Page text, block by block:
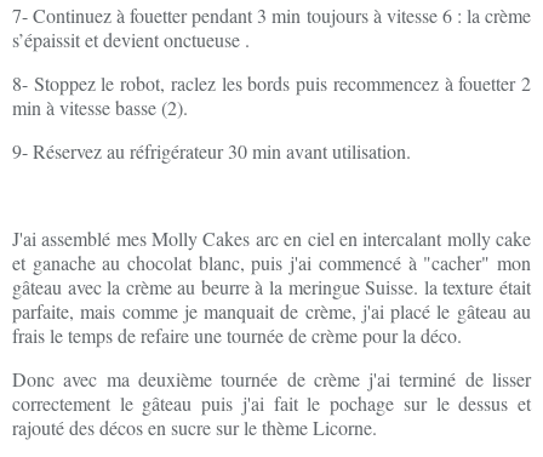
7- Continuez à fouetter pendant 3 min toujours à vitesse 6 : la crème
s’épaissit et devient onctueuse .
8- Stoppez le robot, raclez les bords puis recommencez à fouetter 2
min à vitesse basse (2).
9- Réservez au réfrigérateur 30 min avant utilisation.
J'ai assemblé mes Molly Cakes arc en ciel en intercalant molly cake
et ganache au chocolat blanc, puis j'ai commencé à "cacher" mon
gâteau avec la crème au beurre à la meringue Suisse. la texture était
parfaite, mais comme je manquait de crème, j'ai placé le gâteau au
frais le temps de refaire une tournée de crème pour la déco.
Donc avec ma deuxième tournée de crème j'ai terminé de lisser
correctement le gâteau puis j'ai fait le pochage sur le dessus et
rajouté des décos en sucre sur le thème Licorne.